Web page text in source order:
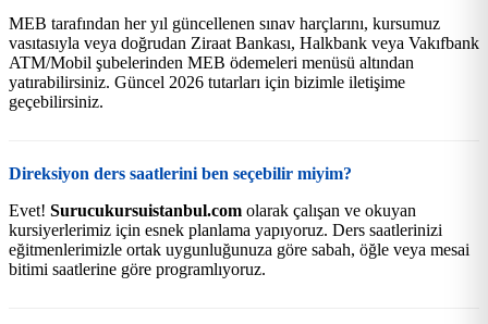
MEB tarafından her yıl güncellenen sınav harçlarını, kursumuz
vasıtasıyla veya doğrudan Ziraat Bankası, Halkbank veya Vakıfbank
ATM/Mobil şubelerinden MEB ödemeleri menüsü altından
yatırabilirsiniz. Güncel 2026 tutarları için bizimle iletişime
geçebilirsiniz.
Direksiyon ders saatlerini ben seçebilir miyim?
Evet! Surucukursuistanbul.com olarak çalışan ve okuyan
kursiyerlerimiz için esnek planlama yapıyoruz. Ders saatlerinizi
eğitmenlerimizle ortak uygunluğunuza göre sabah, öğle veya mesai
bitimi saatlerine göre programlıyoruz.